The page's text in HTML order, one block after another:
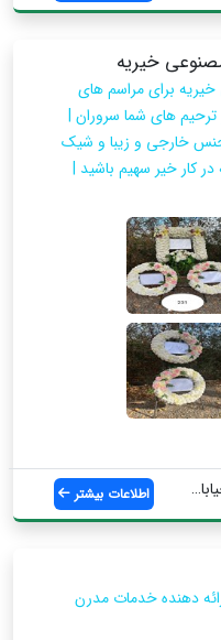
خیریه
برای مراسم های
های شما سروران |
جنس خارجی و زیبا و شیک
در کار خیر سهیم باشید |
... اطلاعات بیشتر
دهنده خدمات مدرن